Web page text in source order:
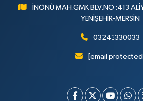
İNÖNÜ MAH.GMK BLV.NO :413
YENİŞEHİR-MERSİN
03243330033
[email